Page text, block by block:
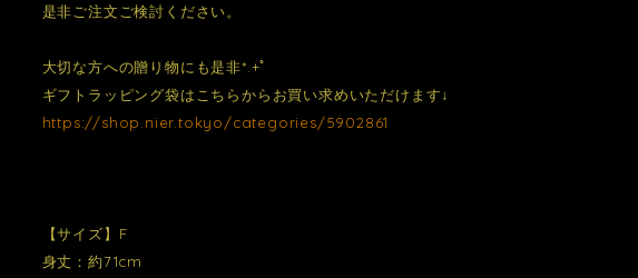
是非ご注文ご検討ください。
大切な方への贈り物にも是非*.+ﾟ
ギフトラッピング袋はこちらからお買い求めいただけます↓
https://shop.nier.tokyo/categories/5902861
【サイズ】F
身丈：約71cm